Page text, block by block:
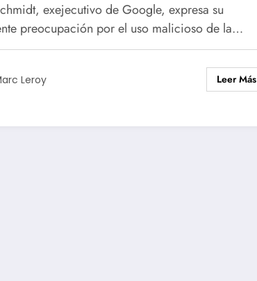
“escenario Bin
exejecutivo de Google, expresa su
preocupación por el uso malicioso de la…
Leroy Leer Más